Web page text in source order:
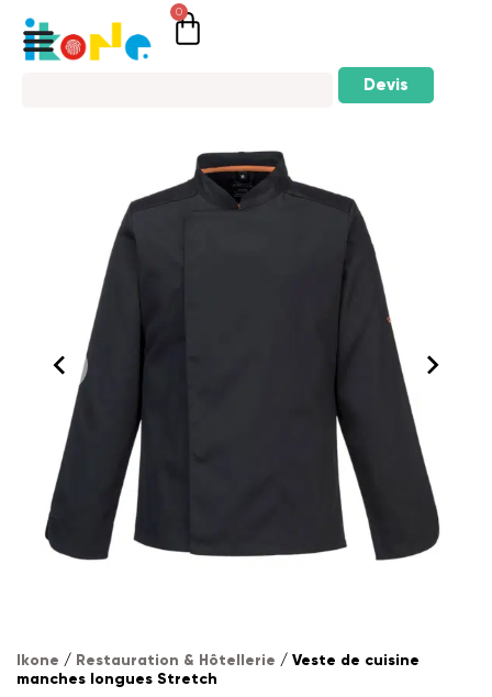
0
Devis
Ikone / Restauration & Hôtellerie / Veste de cuisine
manches longues Stretch